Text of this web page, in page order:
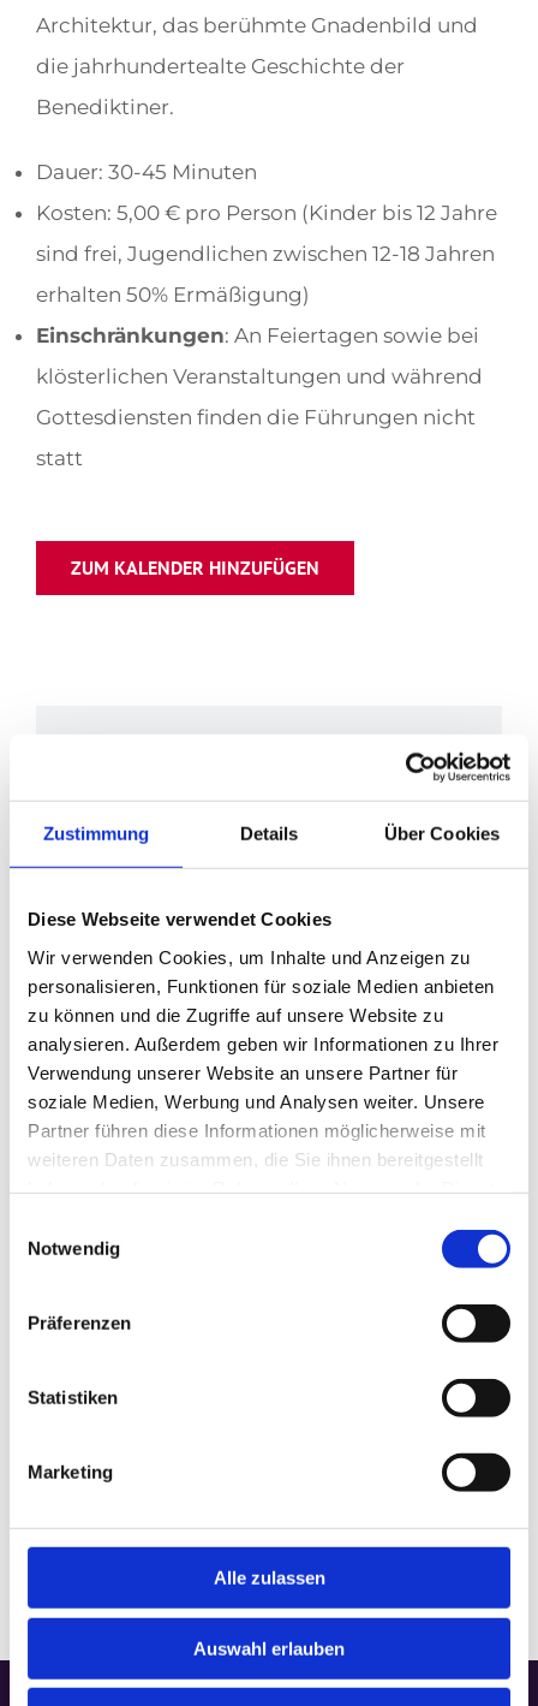
Zustimmung Details Über Cookies
Diese Webseite verwendet Cookies
Wir verwenden Cookies, um Inhalte und Anzeigen zu
personalisieren, Funktionen für soziale Medien anbieten
zu können und die Zugriffe auf unsere Website zu
analysieren. Außerdem geben wir Informationen zu Ihrer
Verwendung unserer Website an unsere Partner für
soziale Medien, Werbung und Analysen weiter. Unsere
Partner führen diese Informationen möglicherweise mit
weiteren Daten zusammen, die Sie ihnen bereitgestellt
Notwendig
Präferenzen
Statistiken
Marketing
Alle zulassen
Auswahl erlauben
Architektur, das berühmte Gnadenbild und
die jahrhundertealte Geschichte der
Benediktiner.
Dauer: 30-45 Minuten
Kosten: 5,00 € pro Person (Kinder bis 12 Jahre
sind frei, Jugendlichen zwischen 12-18 Jahren
erhalten 50% Ermäßigung)
Einschränkungen: An Feiertagen sowie bei
klösterlichen Veranstaltungen und während
Gottesdiensten finden die Führungen nicht
statt
ZUM KALENDER HINZUFÜGEN
TEILE DIESE VERANSTALTUNG
Mail
Maiandacht Liqueurmanufaktur-Führung
DETAILS
Datum: Mai 4
Veranstaltungskategorie: